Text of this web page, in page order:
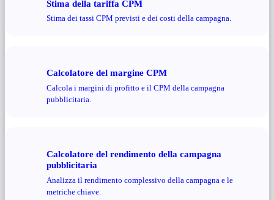
Stima della tariffa CPM
Stima dei tassi CPM previsti e dei costi della campagna.
Calcolatore del margine CPM
Calcola i margini di profitto e il CPM della campagna
pubblicitaria.
Calcolatore del rendimento della campagna
pubblicitaria
Analizza il rendimento complessivo della campagna e le
metriche chiave.